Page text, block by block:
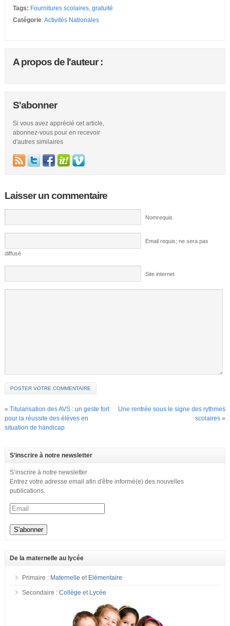
Tags: Fournitures scolaires, gratuité
Catégorie:Activités Nationales
A propos de l'auteur :
S'abonner
Si vous avez apprécié cet article,
abonnez-vous pour en recevoir
d'autres similaires
Laisser un commentaire
Nomrequis
Email requis; ne sera pas
diffusé
Site internet
« Titularisation des AVS : un geste fort
pour la réussite des élèves en
situation de handicap
Une rentrée sous le signe des rythmes
scolaires »
S’inscrire à notre newsletter
S’inscrire à notre newsletter
Entrez votre adresse email afin d'être informé(e) des nouvelles
publications.
De la maternelle au lycée
Primaire : Maternelle et Elémentaire
Secondaire : Collège et Lycée